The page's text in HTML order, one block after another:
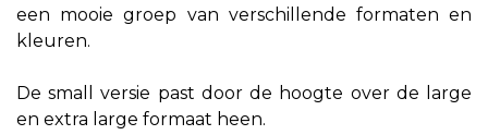
een mooie groep van verschillende formaten en
kleuren.
De small versie past door de hoogte over de large
en extra large formaat heen.